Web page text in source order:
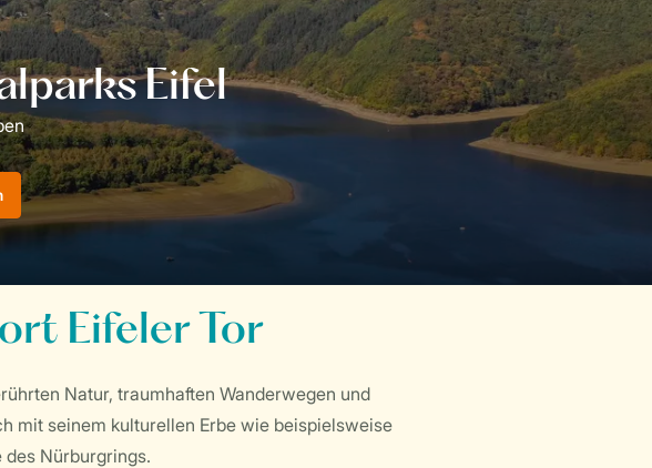
Eifeler Tor
Natur, traumhaften Wanderwegen und
mit seinem kulturellen Erbe wie beispielsweise
Nürburgrings.